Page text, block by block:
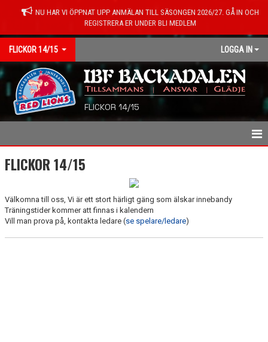
NU HAR VI ÖPPNAT UPP ANMÄLAN TILL SÄSONGEN 2026/27. GÅ IN OCH
REGISTRERA ER UNDER BLI MEDLEM
FLICKOR 14/15 LOGGA IN
FLICKOR 14/15
HEM
SPELARE/LEDARE
FLICKOR 14/15
Välkomna till oss, Vi är ett stort härligt gäng som älskar innebandy
Träningstider kommer att finnas i kalendern
Vill man prova på, kontakta ledare (se spelare/ledare)